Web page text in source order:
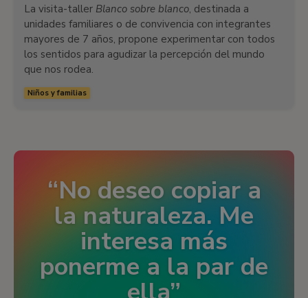
La visita-taller Blanco sobre blanco, destinada a
unidades familiares o de convivencia con integrantes
mayores de 7 años, propone experimentar con todos
los sentidos para agudizar la percepción del mundo
que nos rodea.
Niños y familias
No deseo copiar a
la naturaleza. Me
interesa más
ponerme a la par de